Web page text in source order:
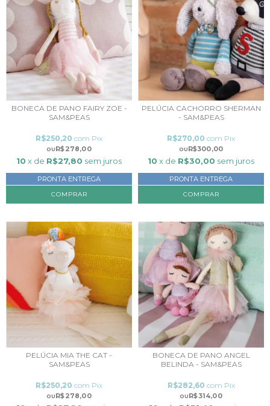
BONECA DE PANO FAIRY ZOE -
SAM&PEAS
R$278,00
R$250,20 com Pix
10 x de R$27,80 sem juros
PRONTA ENTREGA
PELÚCIA CACHORRO SHERMAN
- SAM&PEAS
R$300,00
R$270,00 com Pix
10 x de R$30,00 sem juros
PRONTA ENTREGA
PELÚCIA MIA THE CAT -
SAM&PEAS
R$278,00
R$250,20 com Pix
BONECA DE PANO ANGEL
BELINDA - SAM&PEAS
R$314,00
R$282,60 com Pix